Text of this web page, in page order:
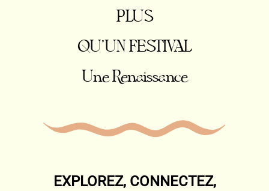
PLUS
QU'UN FESTIVAL
Une Renaissance
EXPLOREZ, CONNECTEZ,